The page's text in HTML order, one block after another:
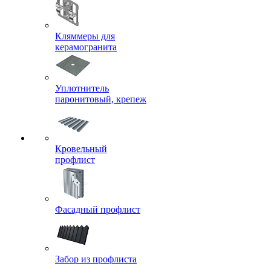
Кляммеры для
керамогранита
Уплотнитель
паронитовый, крепеж
Кровельный
профлист
Фасадный профлист
Забор из профлиста